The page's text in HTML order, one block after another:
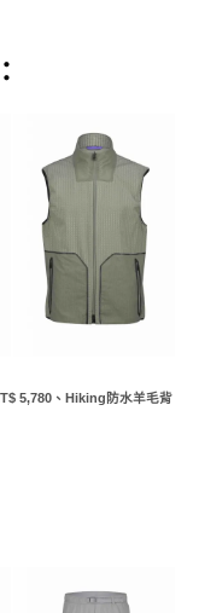
5,780、Hiking防水羊毛背